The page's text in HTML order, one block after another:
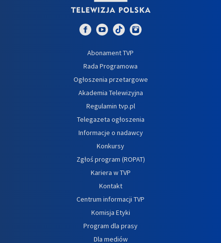
Abonament TVP
Rada Programowa
Ogłoszenia przetargowe
Akademia Telewizyjna
Regulamin tvp.pl
Telegazeta ogłoszenia
Informacje o nadawcy
Konkursy
Zgłoś program (ROPAT)
Kariera w TVP
Kontakt
Centrum informacji TVP
Komisja Etyki
Program dla prasy
Dla mediów